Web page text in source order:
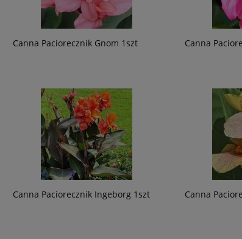
Canna Paciorecznik Gnom 1szt Canna
Canna Paciorecznik Ingeborg 1szt Canna